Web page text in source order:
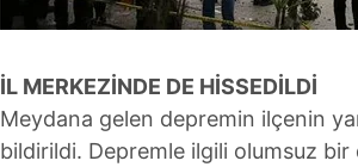
reklam/pazarlama faaliyetlerinin
butonuna tıklayabilir,Çerez
6698 sayılı Kişisel Verilerin
İL MERKEZİNDE DE HİSSEDİLDİ
Meydana gelen depremin ilçenin
bildirildi. Depremle ilgili olumsuz